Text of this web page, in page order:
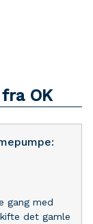
OK
gang med
det gamle